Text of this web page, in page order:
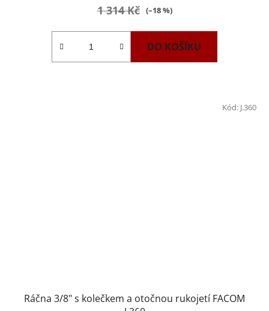
1 314 Kč (–18 %)
DO KOŠÍKU
Ráčna 3/8" s kolečkem a otočnou rukojetí FACOM
Kód: J.360